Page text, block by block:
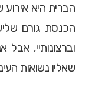
הברית היא אירוע
הכנסת גורם
וברצונותיי, אבל
שאליו נשואות